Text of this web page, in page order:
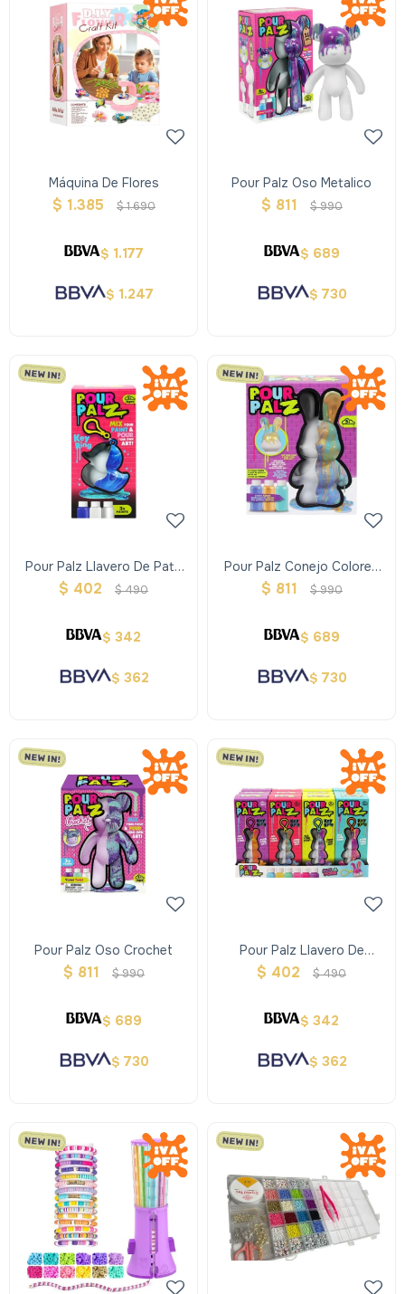
Máquina De Flores
$ 1.385 $1.690
$ 1.177
$ 1.247
Pour Palz Oso Metalico
$ 811 $990
$ 689
$ 730
Pour Palz Llavero De Pato
Colores Surtidos
$ 402 $490
$ 342
$ 362
Pour Palz Conejo Colores
Surtidos
$ 811 $990
$ 689
$ 730
Pour Palz Oso Crochet
$ 811 $990
$ 689
$ 730
Pour Palz Llavero De
Conejito Surtidos
$ 402 $490
$ 342
$ 362